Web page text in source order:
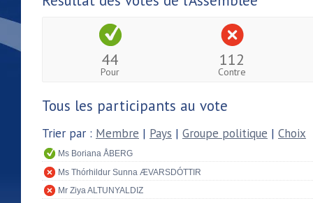
44
Pour
112
Contre
Tous les participants au vote
Trier par : Membre | Pays | Groupe politique | Choix
Ms Boriana ÅBERG
Ms Thórhildur Sunna ÆVARSDÓTTIR
Mr Ziya ALTUNYALDIZ